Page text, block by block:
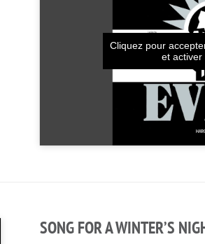
Cliquez pour
et activer
SONG FOR A WINTER’S